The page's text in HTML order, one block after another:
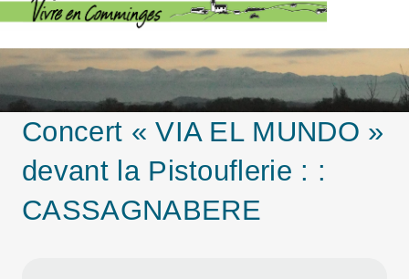
Concert « VIA EL MUNDO »
devant la Pistouflerie : :
CASSAGNABERE